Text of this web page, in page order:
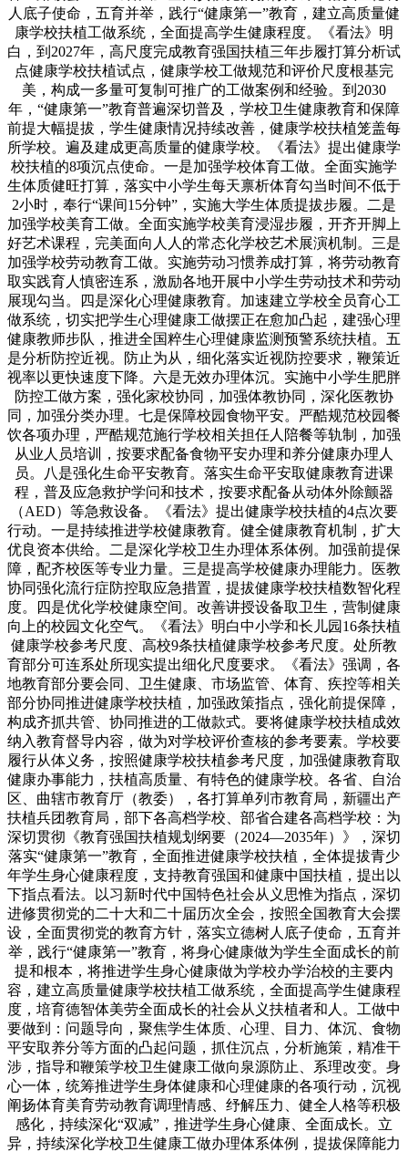
人底子使命，五育并举，践行“健康第一”教育，建立高质量健
康学校扶植工做系统，全面提高学生健康程度。《看法》明
白，到2027年，高尺度完成教育强国扶植三年步履打算分析试
点健康学校扶植试点，健康学校工做规范和评价尺度根基完
美，构成一多量可复制可推广的工做案例和经验。到2030
年，“健康第一”教育普遍深切普及，学校卫生健康教育和保障
前提大幅提拔，学生健康情况持续改善，健康学校扶植笼盖每
所学校。遍及建成更高质量的健康学校。《看法》提出健康学
校扶植的8项沉点使命。一是加强学校体育工做。全面实施学
生体质健旺打算，落实中小学生每天禀析体育勾当时间不低于
2小时，奉行“课间15分钟”，实施大学生体质提拔步履。二是
加强学校美育工做。全面实施学校美育浸湿步履，开齐开脚上
好艺术课程，完美面向人人的常态化学校艺术展演机制。三是
加强学校劳动教育工做。实施劳动习惯养成打算，将劳动教育
取实践育人慎密连系，激励各地开展中小学生劳动技术和劳动
展现勾当。四是深化心理健康教育。加速建立学校全员育心工
做系统，切实把学生心理健康工做摆正在愈加凸起，建强心理
健康教师步队，推进全国粹生心理健康监测预警系统扶植。五
是分析防控近视。防止为从，细化落实近视防控要求，鞭策近
视率以更快速度下降。六是无效办理体沉。实施中小学生肥胖
防控工做方案，强化家校协同，加强体教协同，深化医教协
同，加强分类办理。七是保障校园食物平安。严酷规范校园餐
饮各项办理，严酷规范施行学校相关担任人陪餐等轨制，加强
从业人员培训，按要求配备食物平安办理和养分健康办理人
员。八是强化生命平安教育。落实生命平安取健康教育进课
程，普及应急救护学问和技术，按要求配备从动体外除颤器
（AED）等急救设备。《看法》提出健康学校扶植的4点次要
行动。一是持续推进学校健康教育。健全健康教育机制，扩大
优良资本供给。二是深化学校卫生办理体系体例。加强前提保
障，配齐校医等专业力量。三是提高学校健康办理能力。医教
协同强化流行症防控取应急措置，提拔健康学校扶植数智化程
度。四是优化学校健康空间。改善讲授设备取卫生，营制健康
向上的校园文化空气。《看法》明白中小学和长儿园16条扶植
健康学校参考尺度、高校9条扶植健康学校参考尺度。处所教
育部分可连系处所现实提出细化尺度要求。《看法》强调，各
地教育部分要会同、卫生健康、市场监管、体育、疾控等相关
部分协同推进健康学校扶植，加强政策指点，强化前提保障，
构成齐抓共管、协同推进的工做款式。要将健康学校扶植成效
纳入教育督导内容，做为对学校评价查核的参考要素。学校要
履行从体义务，按照健康学校扶植参考尺度，加强健康教育取
健康办事能力，扶植高质量、有特色的健康学校。各省、自治
区、曲辖市教育厅（教委），各打算单列市教育局，新疆出产
扶植兵团教育局，部下各高档学校、部省合建各高档学校：为
深切贯彻《教育强国扶植规划纲要（2024—2035年）》，深切
落实“健康第一”教育，全面推进健康学校扶植，全体提拔青少
年学生身心健康程度，支持教育强国和健康中国扶植，提出以
下指点看法。以习新时代中国特色社会从义思惟为指点，深切
进修贯彻党的二十大和二十届历次全会，按照全国教育大会摆
设，全面贯彻党的教育方针，落实立德树人底子使命，五育并
举，践行“健康第一”教育，将身心健康做为学生全面成长的前
提和根本，将推进学生身心健康做为学校办学治校的主要内
容，建立高质量健康学校扶植工做系统，全面提高学生健康程
度，培育德智体美劳全面成长的社会从义扶植者和人。工做中
要做到：问题导向，聚焦学生体质、心理、目力、体沉、食物
平安取养分等方面的凸起问题，抓住沉点，分析施策，精准干
涉，指导和鞭策学校卫生健康工做向泉源防止、系理改变。身
心一体，统筹推进学生身体健康和心理健康的各项行动，沉视
阐扬体育美育劳动教育调理情感、纾解压力、健全人格等积极
感化，持续深化“双减”，推进学生身心健康、全面成长。立
异，持续深化学校卫生健康工做办理体系体例，提拔保障能力